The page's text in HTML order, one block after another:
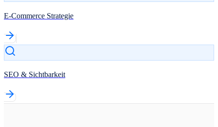
E-Commerce Strategie
SEO & Sichtbarkeit